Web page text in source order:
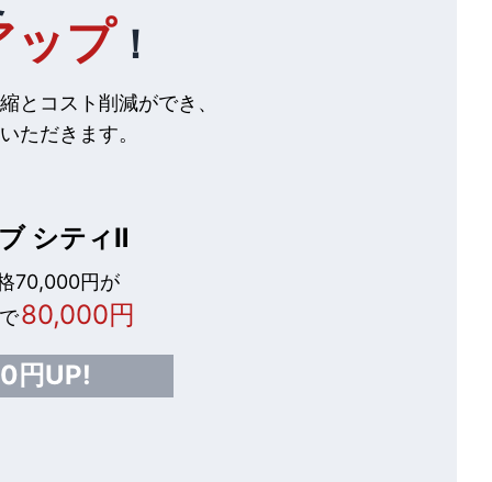
ップ ！
とコスト削減ができ、
ただきます。
シティⅡ
70,000円が
80,000円
円UP!